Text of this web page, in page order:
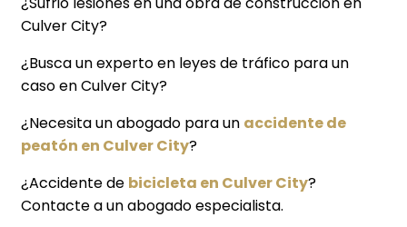
Culver City?
¿Busca un experto en leyes de tráfico para un
caso en Culver City?
¿Necesita un abogado para un accidente de
peatón en Culver City?
¿Accidente de bicicleta en Culver City?
Contacte a un abogado especialista.